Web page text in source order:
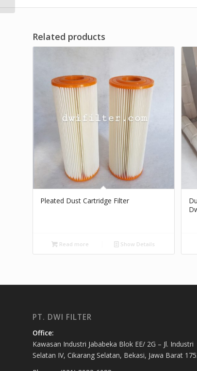
Related products
Pleated Dust Cartridge Filter
Read more Show Details
PT. DWI FILTER
Office:
Kawasan Industri Jababeka Blok EE/ 2G – Jl. Industri
Selatan IV, Cikarang Selatan, Bekasi, Jawa Barat